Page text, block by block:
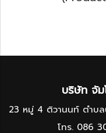
บริษัท จั
23 หมู่ 4 ติวานนท์ ตำบล
โทร. 086